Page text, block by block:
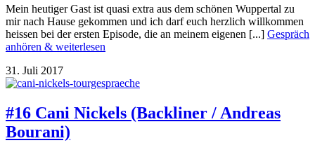
Mein heutiger Gast ist quasi extra aus dem schönen Wuppertal zu
mir nach Hause gekommen und ich darf euch herzlich willkommen
heissen bei der ersten Episode, die an meinem eigenen [...] Gespräch
anhören & weiterlesen
31. Juli 2017
#16 Cani Nickels (Backliner / Andreas
Bourani)